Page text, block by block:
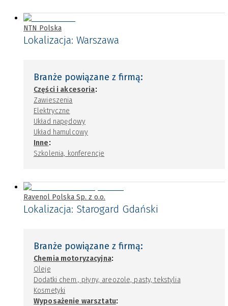
NTN Polska
Lokalizacja: Warszawa
Branże powiązane z firmą:
Części i akcesoria:
Zawieszenia
Elektryczne
Układ napędowy
Układ hamulcowy
Inne:
Szkolenia, konferencje
Ravenol Polska Sp. z o.o.
Lokalizacja: Starogard Gdański
Branże powiązane z firmą:
Chemia motoryzacyjna:
Oleje
Dodatki chem., płyny, areozole, pasty, tekstylia
Kosmetyki
Wyposażenie warsztatu: